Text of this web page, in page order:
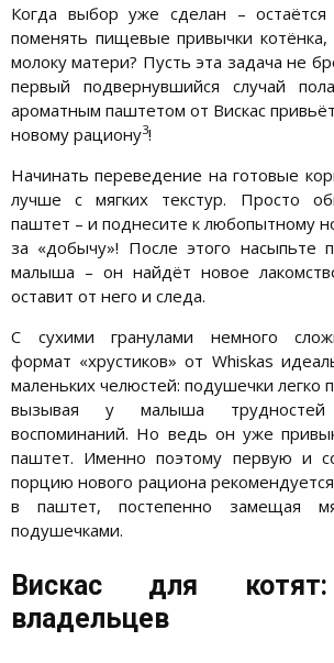
Когда выбор уже сделан – остаётся
поменять пищевые привычки
молоку матери? Пусть эта задача не
первый подвернувшийся случай
ароматным паштетом от Вискас
новому рациону3!
Начинать переведение на готовые
лучше с мягких текстур. Просто
паштет – и поднесите к любопытному
за «добычу»! После этого насыпьте
малыша – он найдёт новое
оставит от него и следа.
С сухими гранулами немного
формат «хрустиков» от Whiskas
маленьких челюстей: подушечки легко
вызывая у малыша
воспоминаний. Но ведь он уже
паштет. Именно поэтому первую и
порцию нового рациона
в паштет, постепенно замещая
подушечками.
Вискас для
владельцев